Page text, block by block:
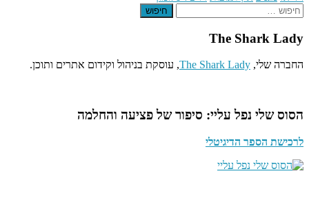
חיפוש
The Shark Lady
החברה שלי, The Shark Lady, עוסקת בניהול וקידום אתרים ותוכן.
הסוס שלי נפל עליי: סיפור של פציעה והחלמה
לרכישת הספר הדיגיטלי